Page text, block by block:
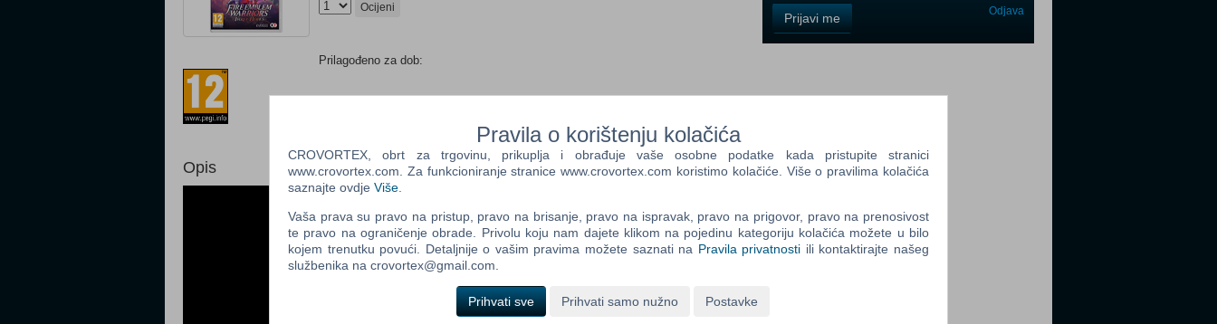
Ocijeni
Prilagođeno za dob:
Opis
Field
One
Field
Two
Newsletter
Control
Prijavi me Odjava
Pravila o korištenju kolačića
CROVORTEX, obrt za trgovinu, prikuplja i obrađuje vaše osobne podatke kada pristupite stranici
www.crovortex.com. Za funkcioniranje stranice www.crovortex.com koristimo kolačiće. Više o pravilima kolačića
saznajte ovdje Više
Vaša prava su pravo na pristup, pravo na brisanje, pravo na ispravak, pravo na prigovor, pravo na prenosivost
te pravo na ograničenje obrade. Privolu koju nam dajete klikom na pojedinu kategoriju kolačića možete u bilo
kojem trenutku povući. Detaljnije o vašim pravima možete saznati na Pravila privatnosti ili kontaktirajte našeg
službenika na crovortex@gmail.com.
Prihvati sve Prihvati samo nužno Postavke